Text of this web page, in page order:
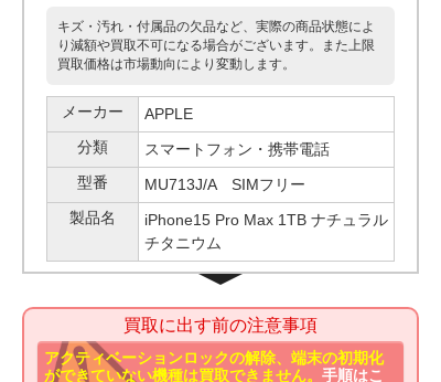
キズ・汚れ・付属品の欠品など、実際の商品状態によ
り減額や買取不可になる場合がございます。また上限
買取価格は市場動向により変動します。
メーカー
APPLE
分類
スマートフォン・携帯電話
型番
MU713J/A SIMフリー
製品名
iPhone15 Pro Max 1TB ナチュラル
チタニウム
買取に出す前の注意事項
アクティベーションロックの解除、端末の初期化
ができていない機種は買取できません。手順はこ